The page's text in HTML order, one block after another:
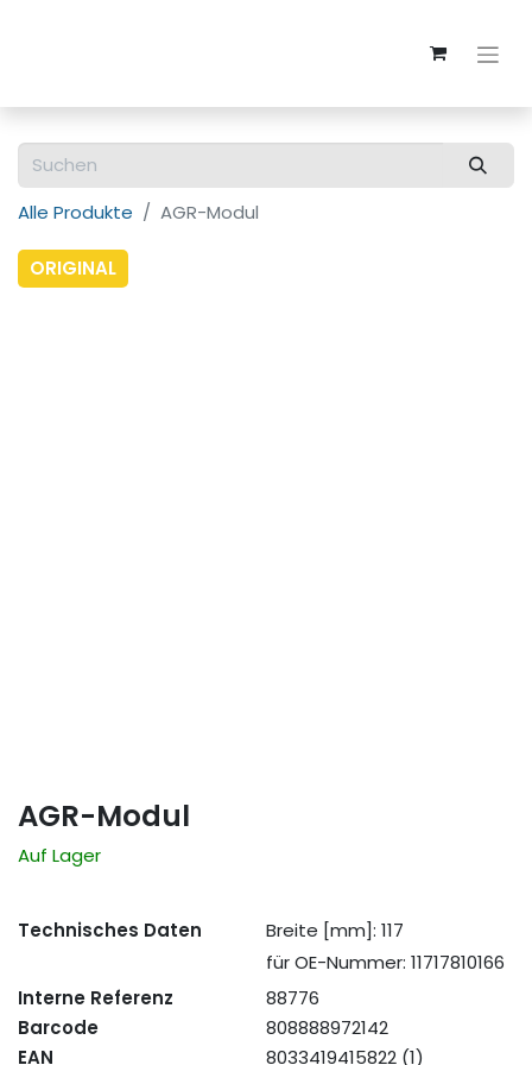
Alle Produkte AGR-Modul
ORIGINAL
AGR-Modul
Auf Lager
Technisches Daten
Breite [mm]: 117
für OE-Nummer: 11717810166
Interne Referenz
88776
Barcode
808888972142
EAN
8033419415822 (1)